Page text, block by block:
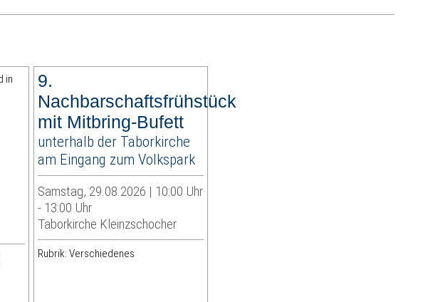
9.
Nachbarschaftsfrühstück
mit Mitbring-Bufett
unterhalb der Taborkirche
am Eingang zum Volkspark
Samstag, 29.08.2026 | 10:00 Uhr
- 13:00 Uhr
Taborkirche Kleinzschocher
Rubrik: Verschiedenes